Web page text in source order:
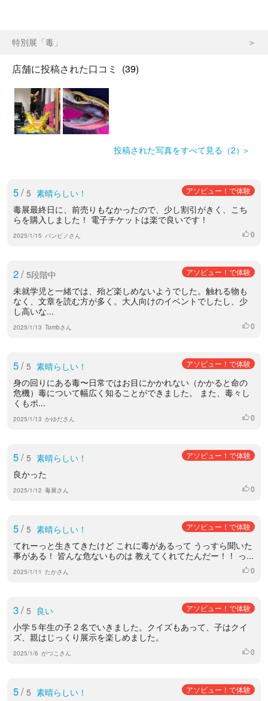
特別展「毒」
店舗に投稿された口コミ (39)
投稿された写真をすべて見る（2）
5/ 5 素晴らしい！ アソビュー！で体験
毒展最終日に、前売りもなかったので、少し割引がきく、こち
らを購入しました！ 電子チケットは楽で良いです！
2025/1/15 バンビノさん いいね
0
2/ 5段階中 アソビュー！で体験
未就学児と一緒では、殆ど楽しめないようでした。触れる物も
なく、文章を読む方が多く。大人向けのイベントでしたし、少
し高いな...
2025/1/13 Tombさん いいね
0
5/ 5 素晴らしい！ アソビュー！で体験
身の回りにある毒〜日常ではお目にかかれない（かかると命の
危機）毒について幅広く知ることができました。 また、毒々し
くもポ...
2025/1/13 かゆださん いいね
0
5/ 5 素晴らしい！ アソビュー！で体験
良かった
2025/1/12 毒展さん いいね
0
5/ 5 素晴らしい！ アソビュー！で体験
てれーっと生きてきたけど これに毒があるって うっすら聞いた
事がある！ 皆んな危ないものは 教えてくれてたんだー！！ っ...
2025/1/11 たかさん いいね
0
3/ 5 良い アソビュー！で体験
小学５年生の子２名でいきました。クイズもあって、子はクイ
ズ、親はじっくり展示を楽しめました。
2025/1/6 がつこさん いいね
0
5/ 5 素晴らしい！ アソビュー！で体験